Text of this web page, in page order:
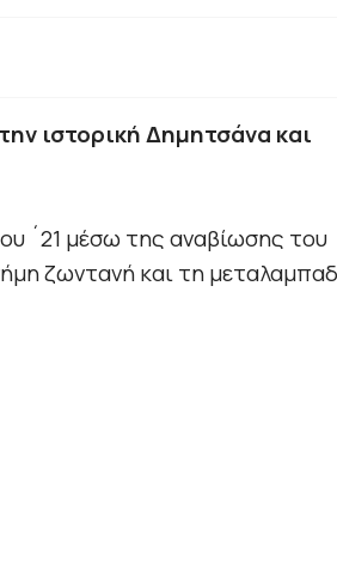
ιστορική Δημητσάνα και
´21 μέσω της αναβίωσης του
ζωντανή και τη